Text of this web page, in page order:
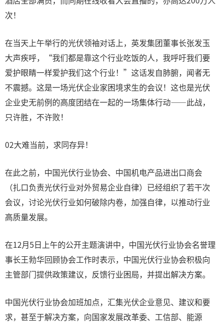
次！
在当天上午举行的光伏领袖对话上，英发集团董事长张发玉
大声疾呼，“我们都是靠这个行业吃饭的人，我呼吁我们要
爱护眼睛一样爱护我们这个行业！”这话发自肺腑，闻者无
不震撼。这是一场光伏企业家困境求生的会议！这也是光伏
企业史无前例的高度团结在一起的一场集体行动——此战，
只许胜，不许败！
02大难当前，求同存异！
在此之前，中国光伏行业协会、中国机电产品进出口商会
（扎口负责光伏行业对外贸易企业自律）已经组织了若干次
会议，讨论光伏行业如何破除内卷，加强自律，以推动行业
高质量发展。
在12月5日上午的公开主题演讲中，中国光伏行业协会名誉理
事长王勃华回顾协会工作时表示，中国光伏行业协会积极向
主管部门提供政策建议，反馈行业困局，并提出解决方案。
中国光伏行业协会加班加点，汇集光伏企业意见、建议和要
求，甚至于解决方案，向国家发展改革委、工信部、能源